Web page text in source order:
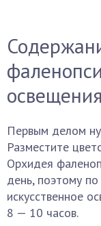
освещения
Первым делом
Разместите
Орхидея
день, поэтому
искусственное
8 — 10 часов.